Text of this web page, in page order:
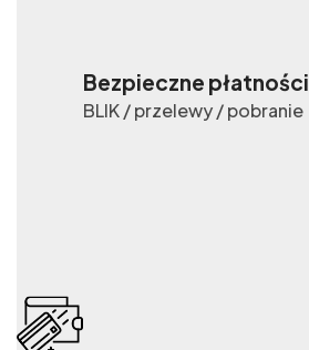
Bezpieczne płatności
BLIK / przelewy / pobranie